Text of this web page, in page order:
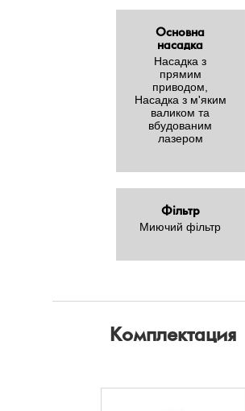
Основна
насадка
Насадка з
прямим
приводом,
Насадка з м'яким
валиком та
вбудованим
лазером
Фільтр
Миючий фільтр
Комплектация